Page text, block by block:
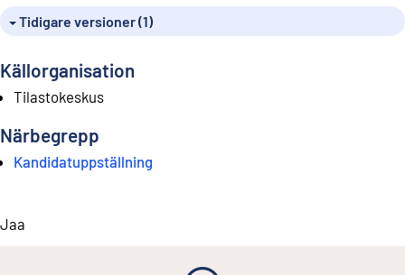
Tidigare versioner (1)
Källorganisation
Tilastokeskus
Närbegrepp
Kandidatuppställning
Jaa